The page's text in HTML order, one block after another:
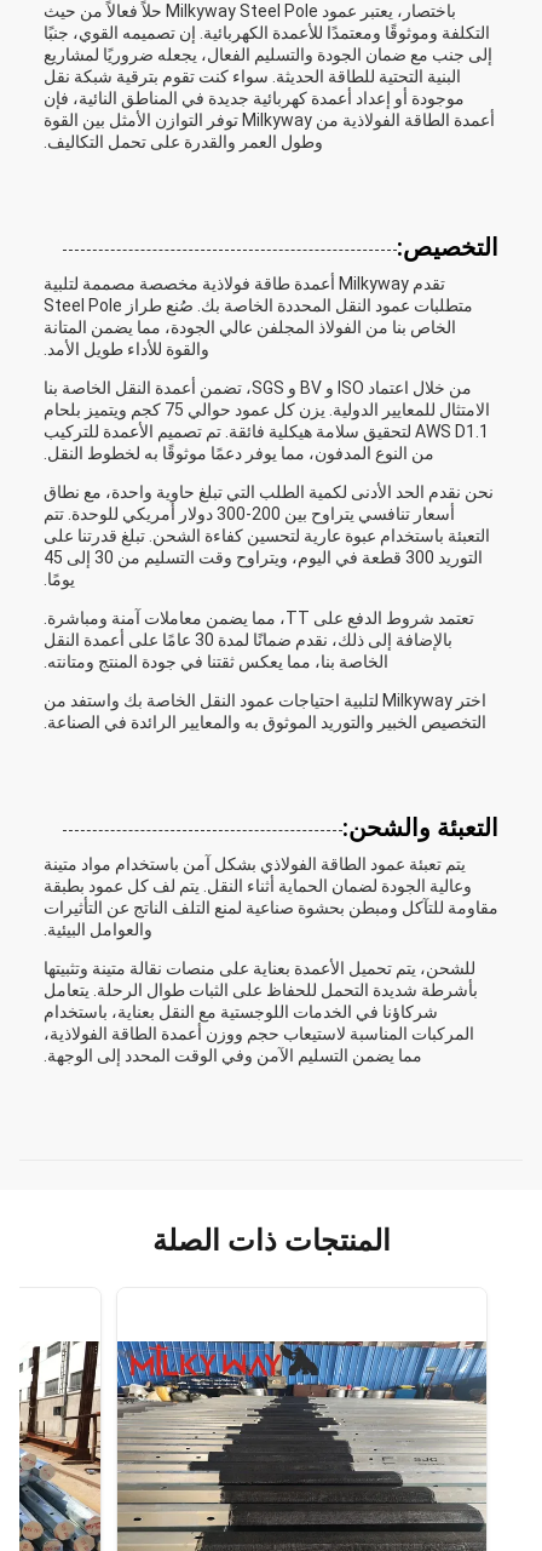
باختصار، يعتبر عمود Milkyway Steel Pole حلاً فعالاً من حيث
التكلفة وموثوقًا ومعتمدًا للأعمدة الكهربائية. إن تصميمه القوي، جنبًا
إلى جنب مع ضمان الجودة والتسليم الفعال، يجعله ضروريًا لمشاريع
البنية التحتية للطاقة الحديثة. سواء كنت تقوم بترقية شبكة نقل
موجودة أو إعداد أعمدة كهربائية جديدة في المناطق النائية، فإن
أعمدة الطاقة الفولاذية من Milkyway توفر التوازن الأمثل بين القوة
وطول العمر والقدرة على تحمل التكاليف.
التخصيص:
تقدم Milkyway أعمدة طاقة فولاذية مخصصة مصممة لتلبية
متطلبات عمود النقل المحددة الخاصة بك. صُنع طراز Steel Pole
الخاص بنا من الفولاذ المجلفن عالي الجودة، مما يضمن المتانة
والقوة للأداء طويل الأمد.
من خلال اعتماد ISO و BV و SGS، تضمن أعمدة النقل الخاصة بنا
الامتثال للمعايير الدولية. يزن كل عمود حوالي 75 كجم ويتميز بلحام
AWS D1.1 لتحقيق سلامة هيكلية فائقة. تم تصميم الأعمدة للتركيب
من النوع المدفون، مما يوفر دعمًا موثوقًا به لخطوط النقل.
نحن نقدم الحد الأدنى لكمية الطلب التي تبلغ حاوية واحدة، مع نطاق
أسعار تنافسي يتراوح بين 200-300 دولار أمريكي للوحدة. تتم
التعبئة باستخدام عبوة عارية لتحسين كفاءة الشحن. تبلغ قدرتنا على
التوريد 300 قطعة في اليوم، ويتراوح وقت التسليم من 30 إلى 45
يومًا.
تعتمد شروط الدفع على TT، مما يضمن معاملات آمنة ومباشرة.
بالإضافة إلى ذلك، نقدم ضمانًا لمدة 30 عامًا على أعمدة النقل
الخاصة بنا، مما يعكس ثقتنا في جودة المنتج ومتانته.
اختر Milkyway لتلبية احتياجات عمود النقل الخاصة بك واستفد من
التخصيص الخبير والتوريد الموثوق به والمعايير الرائدة في الصناعة.
التعبئة والشحن:
يتم تعبئة عمود الطاقة الفولاذي بشكل آمن باستخدام مواد متينة
وعالية الجودة لضمان الحماية أثناء النقل. يتم لف كل عمود بطبقة
مقاومة للتآكل ومبطن بحشوة صناعية لمنع التلف الناتج عن التأثيرات
والعوامل البيئية.
للشحن، يتم تحميل الأعمدة بعناية على منصات نقالة متينة وتثبيتها
بأشرطة شديدة التحمل للحفاظ على الثبات طوال الرحلة. يتعامل
شركاؤنا في الخدمات اللوجستية مع النقل بعناية، باستخدام
المركبات المناسبة لاستيعاب حجم ووزن أعمدة الطاقة الفولاذية،
مما يضمن التسليم الآمن وفي الوقت المحدد إلى الوجهة.
المنتجات ذات الصلة